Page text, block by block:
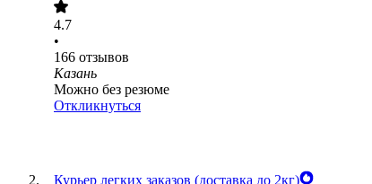
4.7
•
166 отзывов
Казань
Можно без резюме
Откликнуться
Курьер легких заказов (доставка до 2кг)